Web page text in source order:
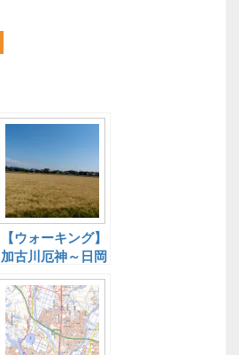
【ウォーキング】
加古川厄神～日岡
を歩いてきた。